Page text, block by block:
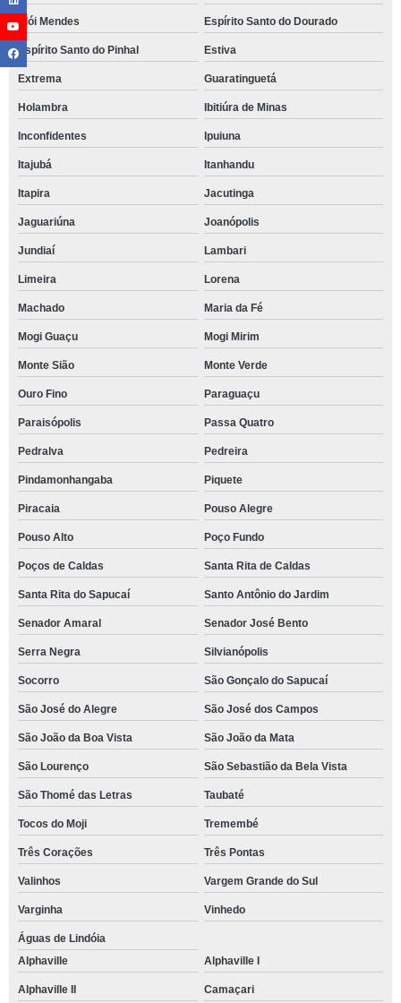
Elói Mendes Espírito Santo do Dourado
Espírito Santo do Pinhal Estiva
Extrema Guaratinguetá
Holambra Ibitiúra de Minas
Inconfidentes Ipuiuna
Itajubá Itanhandu
Itapira Jacutinga
Jaguariúna Joanópolis
Jundiaí Lambari
Limeira Lorena
Machado Maria da Fé
Mogi Guaçu Mogi Mirim
Monte Sião Monte Verde
Ouro Fino Paraguaçu
Paraisópolis Passa Quatro
Pedralva Pedreira
Pindamonhangaba Piquete
Piracaia Pouso Alegre
Pouso Alto Poço Fundo
Poços de Caldas Santa Rita de Caldas
Santa Rita do Sapucaí Santo Antônio do Jardim
Senador Amaral Senador José Bento
Serra Negra Silvianópolis
Socorro São Gonçalo do Sapucaí
São José do Alegre São José dos Campos
São João da Boa Vista São João da Mata
São Lourenço São Sebastião da Bela Vista
São Thomé das Letras Taubaté
Tocos do Moji Tremembé
Três Corações Três Pontas
Valinhos Vargem Grande do Sul
Varginha Vinhedo
Águas de Lindóia
Alphaville
Alphaville I
Alphaville II Camaçari